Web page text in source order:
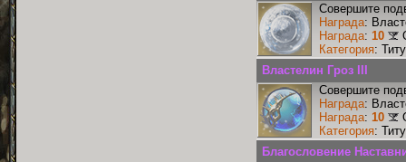
Совершите
Награда:
Награда: 10
Категория:
Властелин Гроз III
Совершите
Награда:
Награда: 10
Категория:
Благословение